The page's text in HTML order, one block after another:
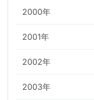
2000年
2001年
2002年
2003年